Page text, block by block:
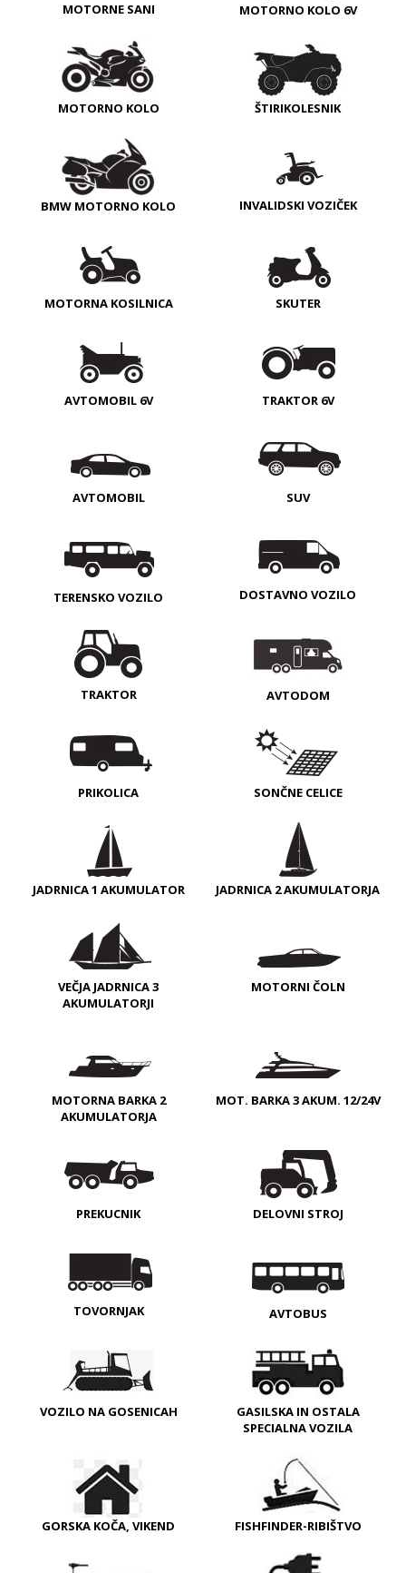
MOTORNE SANI MOTORNO KOLO 6V
MOTORNO KOLO ŠTIRIKOLESNIK
BMW MOTORNO KOLO INVALIDSKI VOZIČEK
MOTORNA KOSILNICA SKUTER
AVTOMOBIL 6V TRAKTOR 6V
AVTOMOBIL SUV
TERENSKO VOZILO DOSTAVNO VOZILO
TRAKTOR AVTODOM
PRIKOLICA SONČNE CELICE
JADRNICA 1 AKUMULATOR JADRNICA 2 AKUMULATORJA
VEČJA JADRNICA 3
AKUMULATORJI
MOTORNI ČOLN
MOTORNA BARKA 2
AKUMULATORJA
MOT. BARKA 3 AKUM. 12/24V
PREKUCNIK DELOVNI STROJ
TOVORNJAK AVTOBUS
VOZILO NA GOSENICAH
GASILSKA IN OSTALA
SPECIALNA VOZILA
GORSKA KOČA, VIKEND FISHFINDER-RIBIŠTVO